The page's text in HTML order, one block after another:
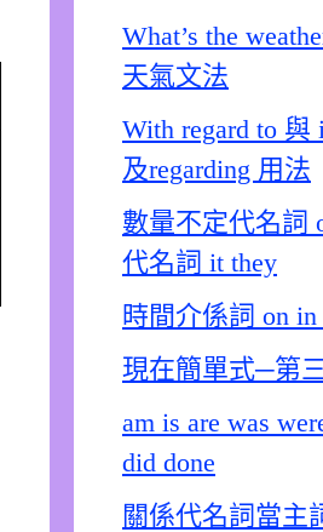
What’s the
天氣文法
With regard to 與
及regarding 用法
數量不定代名詞
代名詞 it they
時間介係詞 on in
現在簡單式─第
am is are was
did done
關係代名詞當主